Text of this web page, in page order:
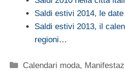
Saldi estivi 2014, le
Saldi estivi 2013, il
regioni…
Categorie
Calendari moda,